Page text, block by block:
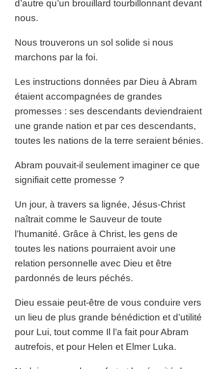
d’autre qu’un brouillard tourbillonnant devant
nous.
Nous trouverons un sol solide si nous
marchons par la foi.
Les instructions données par Dieu à Abram
étaient accompagnées de grandes
promesses : ses descendants deviendraient
une grande nation et par ces descendants,
toutes les nations de la terre seraient bénies.
Abram pouvait-il seulement imaginer ce que
signifiait cette promesse ?
Un jour, à travers sa lignée, Jésus-Christ
naîtrait comme le Sauveur de toute
l’humanité. Grâce à Christ, les gens de
toutes les nations pourraient avoir une
relation personnelle avec Dieu et être
pardonnés de leurs péchés.
Dieu essaie peut-être de vous conduire vers
un lieu de plus grande bénédiction et d’utilité
pour Lui, tout comme Il l’a fait pour Abram
autrefois, et pour Helen et Elmer Luka.